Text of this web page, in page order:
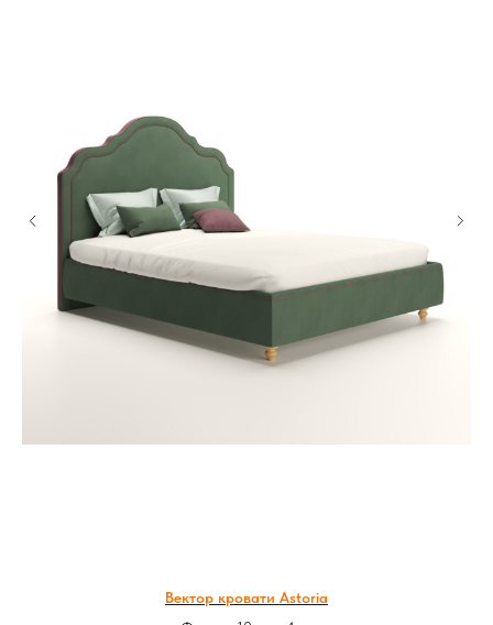
Вектор кровати Astoria